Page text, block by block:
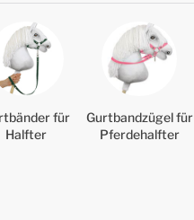
für
Halfter
Gurtbandzügel für
Pferdehalfter